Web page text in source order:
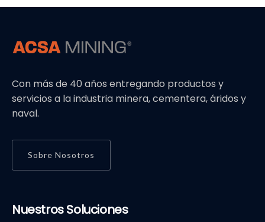
Con más de 40 años entregando productos y
servicios a la industria minera, cementera, áridos y
naval.
Sobre Nosotros
Nuestros Soluciones